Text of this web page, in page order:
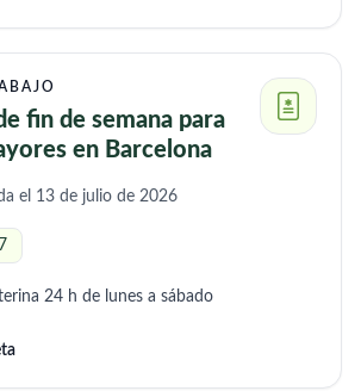
fin de semana para
en Barcelona
el 13 de julio de 2026
24 h de lunes a sábado